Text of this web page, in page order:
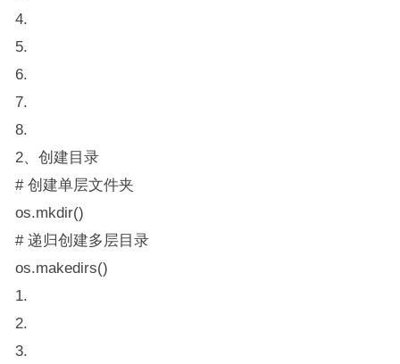
4.
5.
6.
7.
8.
2、创建目录
# 创建单层文件夹
os.mkdir()
# 递归创建多层目录
os.makedirs()
1.
2.
3.